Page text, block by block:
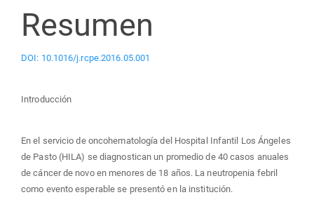
Resumen
DOI: 10.1016/j.rcpe.2016.05.001
Introducción
En el servicio de oncohematología del Hospital Infantil Los Ángeles
de Pasto (HILA) se diagnostican un promedio de 40 casos anuales
de cáncer de novo en menores de 18 años. La neutropenia febril
como evento esperable se presentó en la institución.